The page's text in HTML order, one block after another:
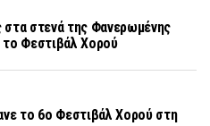
στα στενά της Φανερωμένης
το Φεστιβάλ Χορού
το 6ο Φεστιβάλ Χορού στη